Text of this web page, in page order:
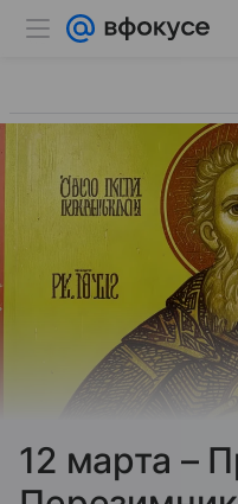
12 марта –